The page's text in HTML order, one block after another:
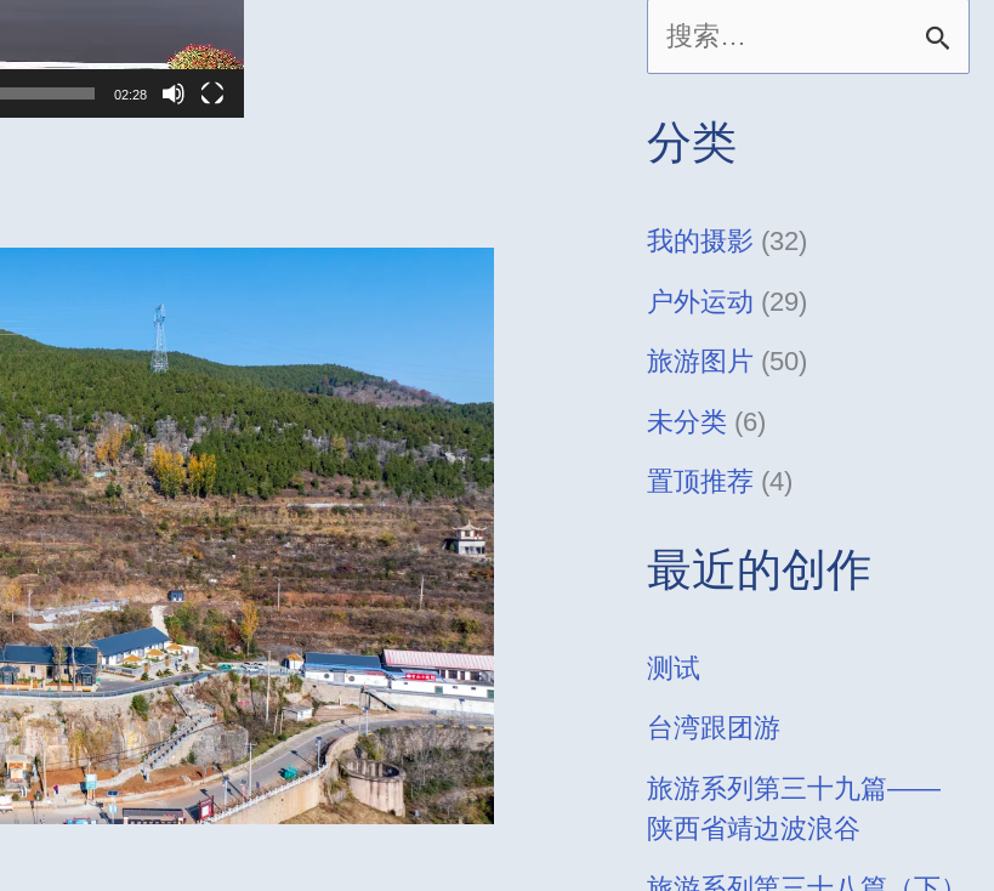
02:28
搜
索
：
分类
我的摄影 (32)
户外运动 (29)
旅游图片 (50)
未分类 (6)
置顶推荐 (4)
最近的创作
测试
台湾跟团游
旅游系列第三十九篇——
陕西省靖边波浪谷